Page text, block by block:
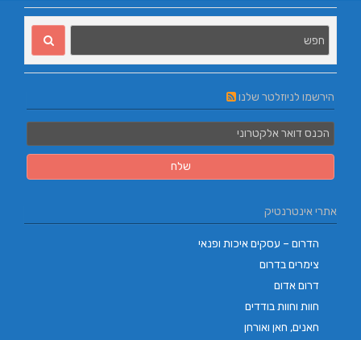
הירשמו לניוזלטר שלנו
אתרי אינטרנטיק
הדרום – עסקים איכות ופנאי
צימרים בדרום
דרום אדום
חוות וחוות בודדים
חאנים, חאן ואורחן